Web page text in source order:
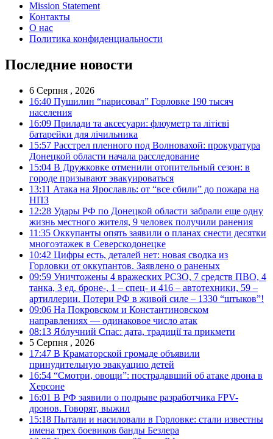
Mission Statement
Контакты
О нас
Политика конфиденциальности
Последние новости
6 Серпня , 2026
16:40 Пушилин “нарисовал” Горловке 190 тысяч
населения
16:09 Прилади та аксесуари: флоуметр та літієві
батарейки для лічильника
15:57 Расстрел пленного под Волновахой: прокуратура
Донецкой области начала расследование
15:04 В Дружковке отменили отопительный сезон: в
городе призывают эвакуироваться
13:11 Атака на Ярославль: от “все сбили” до пожара на
НПЗ
12:28 Удары РФ по Донецкой области забрали еще одну
жизнь местного жителя, 9 человек получили ранения
11:35 Оккупанты опять заявили о планах снести десятки
многоэтажек в Северскодонецке
10:42 Цифры есть, деталей нет: новая сводка из
Горловки от оккупантов. Заявлено о раненых
09:59 Уничтожены 4 вражеских РСЗО, 7 средств ПВО, 4
танка, 3 ед. броне-, 1 – спец- и 416 – автотехники, 59 –
артиллерии. Потери РФ в живой силе – 1330 “штыков”!
09:06 На Покровском и Константиновском
направлениях — одинаковое число атак
08:13 Яблучний Спас: дата, традиції та прикмети
5 Серпня , 2026
17:47 В Краматорской громаде объявили
принудительную эвакуацию детей
16:54 “Смотри, овощи”: пострадавший об атаке дрона в
Херсоне
16:01 В РФ заявили о подрыве разработчика FPV-
дронов. Говорят, выжил
15:18 Пытали и насиловали в Горловке: стали известны
имена трех боевиков банды Безлера